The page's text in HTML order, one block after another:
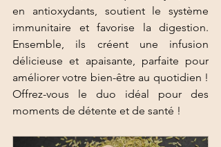
en antioxydants, soutient le système
immunitaire et favorise la digestion.
Ensemble, ils créent une infusion
délicieuse et apaisante, parfaite pour
améliorer votre bien-être au quotidien !
Offrez-vous le duo idéal pour des
moments de détente et de santé !